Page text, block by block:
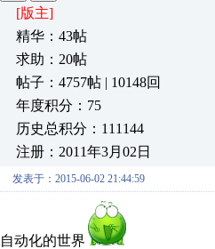
[版主]
精华：43帖
求助：20帖
帖子：4757帖 | 10148回
年度积分：75
历史总积分：111144
注册：2011年3月02日
发表于：2015-06-02 21:44:59
自动化的世界